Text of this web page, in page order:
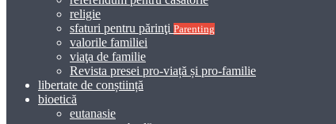
religie
sfaturi pentru părinţi Parenting
valorile familiei
viaţa de familie
Revista presei pro-viață și pro-familie
libertate de conștiință
bioetică
eutanasie